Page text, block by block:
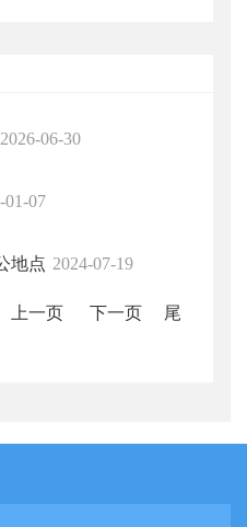
2026-06-30
01-07
地点 2024-07-19
上一页 下一页
尾